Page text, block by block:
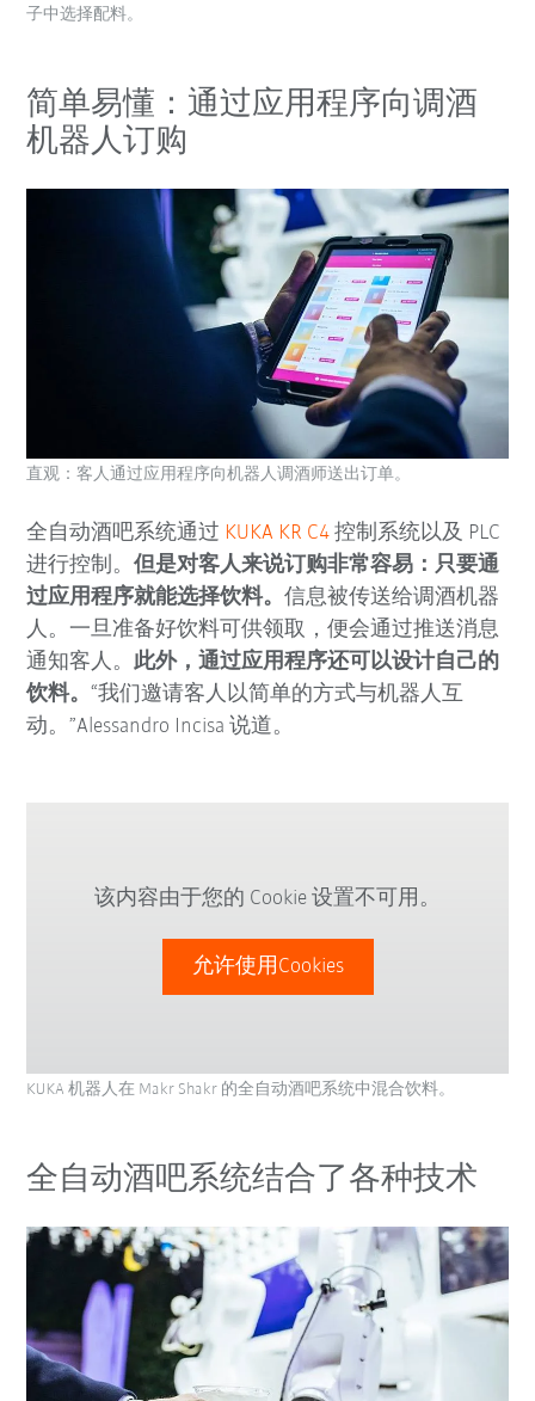
子中选择配料。
简单易懂：通过应用程序向调酒
机器人订购
全自动酒吧系统通过 KUKA KR C4 控制系统以及 PLC
进行控制。但是对客人来说订购非常容易：只要通
过应用程序就能选择饮料。信息被传送给调酒机器
人。一旦准备好饮料可供领取，便会通过推送消息
通知客人。此外，通过应用程序还可以设计自己的
饮料。“我们邀请客人以简单的方式与机器人互
动。”Alessandro Incisa 说道。
直观：客人通过应用程序向机器人调酒师送出订单。
该内容由于您的 Cookie 设置不可用。
允许使用Cookies
KUKA 机器人在 Makr Shakr 的全自动酒吧系统中混合饮料。
全自动酒吧系统结合了各种技术